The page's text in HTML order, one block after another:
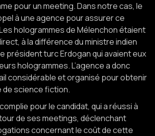
pour un meeting. Dans notre cas, le
à une agence pour assurer ce
hologrammes de Mélenchon étaient
à la différence du ministre indien
président turc Erdogan qui avaient eux
hologrammes. L’agence a donc
considérable et organisé pour obtenir
de science fiction.
pour le candidat, qui a réussi à
de ses meetings, déclenchant
concernant le coût de cette